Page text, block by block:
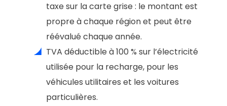
taxe sur la carte grise : le montant est
propre à chaque région et peut être
réévalué chaque année.
TVA déductible à 100 % sur l’électricité
utilisée pour la recharge, pour les
véhicules utilitaires et les voitures
particulières.